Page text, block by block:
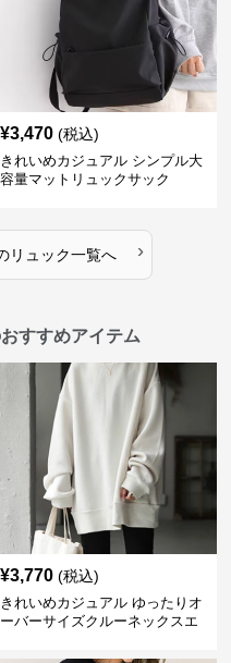
¥3,470 (税込)
きれいめカジュアル シンプル大
容量マットリュックサック
リュック一覧へ ›
すすめアイテム
¥3,770 (税込)
きれいめカジュアル ゆったりオ
ーバーサイズクルーネックスエ